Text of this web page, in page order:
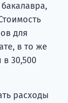
для
в то же
30,500
расходы